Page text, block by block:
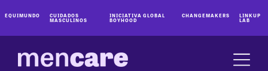
EQUIMUNDO CUIDADOS
MASCULINOS
INICIATIVA GLOBAL
BOYHOOD
CHANGEMAKERS LINKUP
LAB